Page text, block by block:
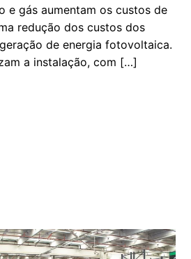
e gás aumentam os custos de
redução dos custos dos
de energia fotovoltaica.
a instalação, com […]